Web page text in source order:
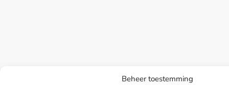
Beheer toestemming